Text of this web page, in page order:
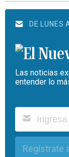
DE LUNES
Las noticias
entender lo
Regístrate